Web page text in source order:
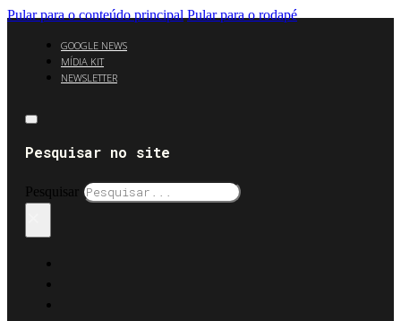
Pular para o conteúdo principal Pular para o rodapé
GOOGLE NEWS
MÍDIA KIT
NEWSLETTER
Pesquisar no site
Pesquisar